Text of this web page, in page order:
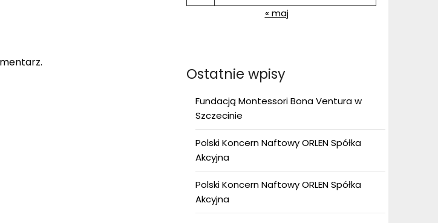
« maj
Ostatnie wpisy
Fundacją Montessori Bona Ventura w
Szczecinie
Polski Koncern Naftowy ORLEN Spółka
Akcyjna
Polski Koncern Naftowy ORLEN Spółka
Akcyjna